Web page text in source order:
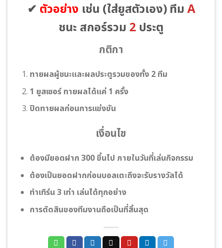
✔ ตัวอย่าง เช่น (ใส่ยูสตัวเอง) ทีมA
ชนะ สกอร์รวม 2 ประตู
กติกา
ทายผลผู้ชนะและผลประตูรวมของทั้ง 2 ทีม
1 ยูสเซอร์ ทายผลได้แค่ 1 ครั้ง
ปิดทายผลก่อนการแข่งขัน
เงื่อนไข
ต้องมียอดฝาก 300 ขึ้นไป ภายในวันที่เล่นกิจกรรม
ต้องเป็นยอดฝากก่อนบอลเตะถึงจะรับรางวัลได้
ทําเทิร์น 3 เท่า เล่นได้ทุกอย่าง
การตัดสินของทีมงานถือเป็นที่สิ้นสุด